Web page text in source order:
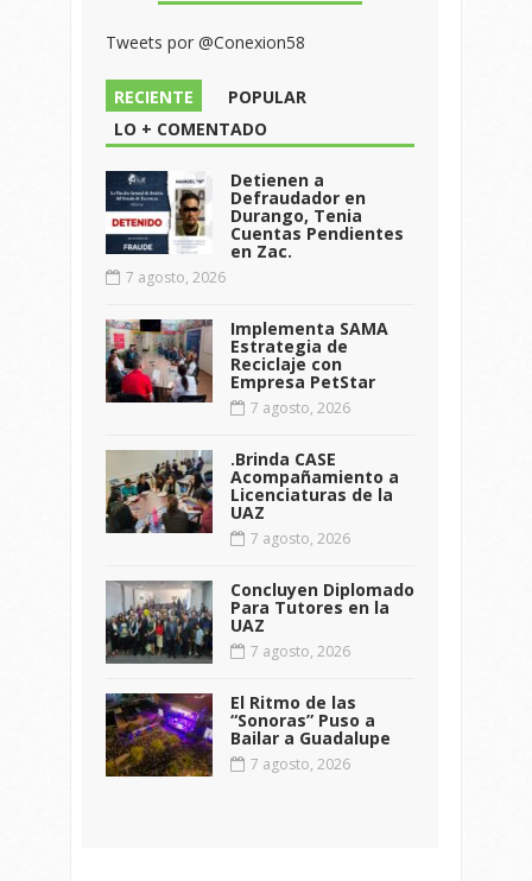
Tweets por @Conexion58
RECIENTE
POPULAR
LO + COMENTADO
Detienen a
Defraudador en
Durango, Tenia
Cuentas Pendientes
en Zac.
7 agosto, 2026
Implementa SAMA
Estrategia de
Reciclaje con
Empresa PetStar
7 agosto, 2026
.Brinda CASE
Acompañamiento a
Licenciaturas de la
UAZ
7 agosto, 2026
Concluyen Diplomado
Para Tutores en la
UAZ
7 agosto, 2026
El Ritmo de las
“Sonoras” Puso a
Bailar a Guadalupe
7 agosto, 2026